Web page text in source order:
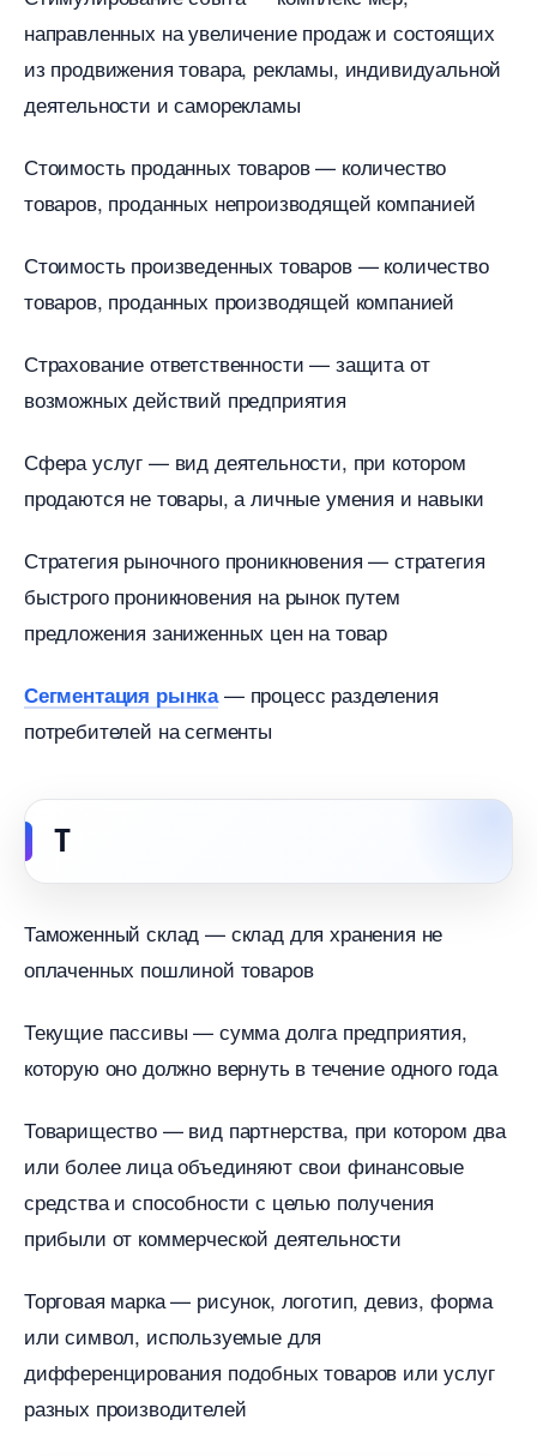
направленных на увеличение продаж и состоящих
из продвижения товара, рекламы, индивидуальной
деятельности и саморекламы
Стоимость проданных товаров — количество
товаров, проданных непроизводящей компанией
Стоимость произведенных товаров — количество
товаров, проданных производящей компанией
Страхование ответственности — защита от
озможных действий предприятия
Сфера услуг — вид деятельности, при котором
продаются не товары, а личные умения и навыки
Стратегия рыночного проникновения — стратегия
ыстрого проникновения на рынок путем
предложения заниженных цен на товар
Сегментация рынка— процесс разделения
потребителей на сегменты
Т
Таможенный склад — склад для хранения не
оплаченных пошлиной товаро
Текущие пассивы — сумма долга предприятия,
которую оно должно вернуть в течение одного года
Товарищество — вид партнерства, при котором два
или более лица объединяют свои финансовые
средства и способности с целью получения
прибыли от коммерческой деятельности
Торговая марка — рисунок, логотип, девиз, форма
или символ, используемые для
дифференцирования подобных товаров или услу
разных производителей